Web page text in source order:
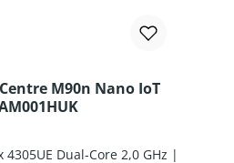
M90n Nano IoT
Dual-Core 2,0 GHz |